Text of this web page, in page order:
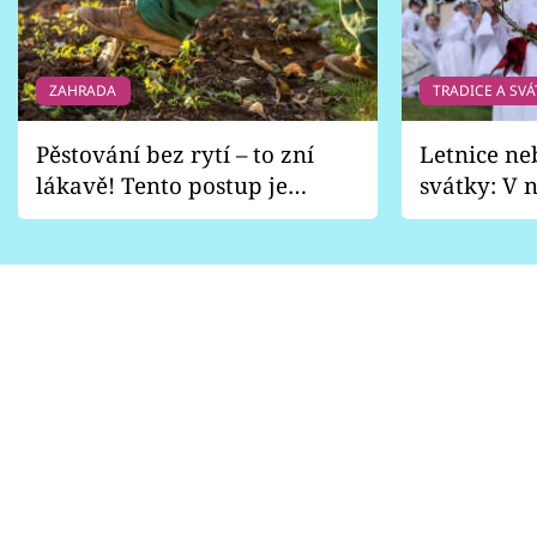
ZAHRADA
Pěstování bez rytí – to zní
lákavě! Tento postup je
vhodný jen pro některé
TRADICE A
Letnice
svátky: V
pondělí